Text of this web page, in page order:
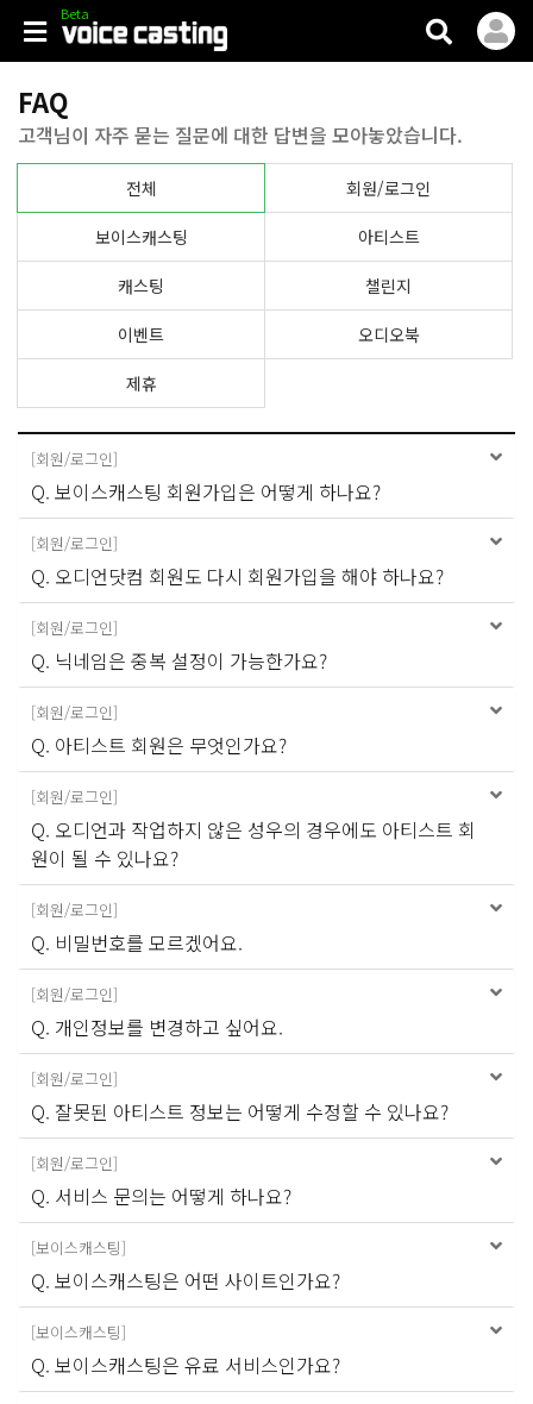
FAQ
고객님이 자주 묻는 질문에 대한 답변을 모아놓았습니다.
전체 회원/로그인
보이스캐스팅 아티스트
캐스팅 챌린지
이벤트 오디오북
제휴
[회원/로그인]
Q. 보이스캐스팅 회원가입은 어떻게 하나요?
[회원/로그인]
Q. 오디언닷컴 회원도 다시 회원가입을 해야 하나요?
[회원/로그인]
Q. 닉네임은 중복 설정이 가능한가요?
[회원/로그인]
Q. 아티스트 회원은 무엇인가요?
[회원/로그인]
Q. 오디언과 작업하지 않은 성우의 경우에도 아티스트 회
원이 될 수 있나요?
[회원/로그인]
Q. 비밀번호를 모르겠어요.
[회원/로그인]
Q. 개인정보를 변경하고 싶어요.
[회원/로그인]
Q. 잘못된 아티스트 정보는 어떻게 수정할 수 있나요?
[회원/로그인]
Q. 서비스 문의는 어떻게 하나요?
[보이스캐스팅]
Q. 보이스캐스팅은 어떤 사이트인가요?
[보이스캐스팅]
Q. 보이스캐스팅은 유료 서비스인가요?